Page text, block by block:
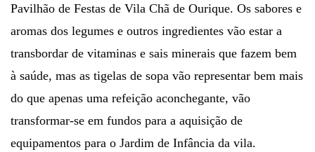
Pavilhão de Festas de Vila Chã de Ourique. Os sabores e
aromas dos legumes e outros ingredientes vão estar a
transbordar de vitaminas e sais minerais que fazem bem
à saúde, mas as tigelas de sopa vão representar bem mais
do que apenas uma refeição aconchegante, vão
transformar-se em fundos para a aquisição de
equipamentos para o Jardim de Infância da vila.